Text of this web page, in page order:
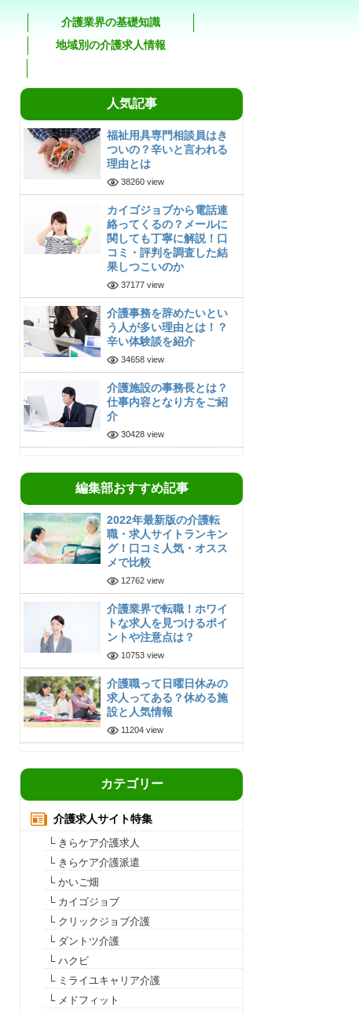
介護業界の基礎知識
地域別の介護求人情報
人気記事
福祉用具専門相談員はき
ついの？辛いと言われる
理由とは
38260 view
カイゴジョブから電話連
絡ってくるの？メールに
関しても丁寧に解説！口
コミ・評判を調査した結
果しつこいのか
37177 view
介護事務を辞めたいとい
う人が多い理由とは！？
辛い体験談を紹介
34658 view
介護施設の事務長とは？
仕事内容となり方をご紹
介
30428 view
編集部おすすめ記事
2022年最新版の介護転
職・求人サイトランキン
グ！口コミ人気・オスス
メで比較
12762 view
介護業界で転職！ホワイ
トな求人を見つけるポイ
ントや注意点は？
10753 view
介護職って日曜日休みの
求人ってある？休める施
設と人気情報
11204 view
カテゴリー
介護求人サイト特集
└ きらケア介護求人
└ きらケア介護派遣
└ かいご畑
└ カイゴジョブ
└ クリックジョブ介護
└ ダントツ介護
└ ハクビ
└ ミライユキャリア介護
└ メドフィット